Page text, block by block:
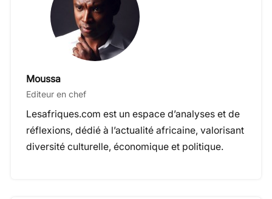
Moussa
Editeur en chef
Lesafriques.com est un espace d’analyses et de
réflexions, dédié à l’actualité africaine, valorisant
diversité culturelle, économique et politique.